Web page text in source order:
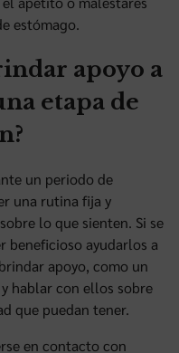
estómago.
apoyo a
etapa de
un periodo de
una rutina fija y
lo que sienten. Si se
beneficioso ayudarlos a
apoyo, como un
hablar con ellos sobre
que puedan tener.
en contacto con